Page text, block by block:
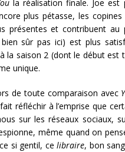
la réalisation finale. Joe est
plus pétasse, les
présentes et contribuent
sûr pas ici) est plus
la saison 2 (dont le début est
unique.
de toute comparaison avec
réfléchir à l’emprise que
sur les réseaux sociaux,
même quand on
si gentil, celibraire, bon